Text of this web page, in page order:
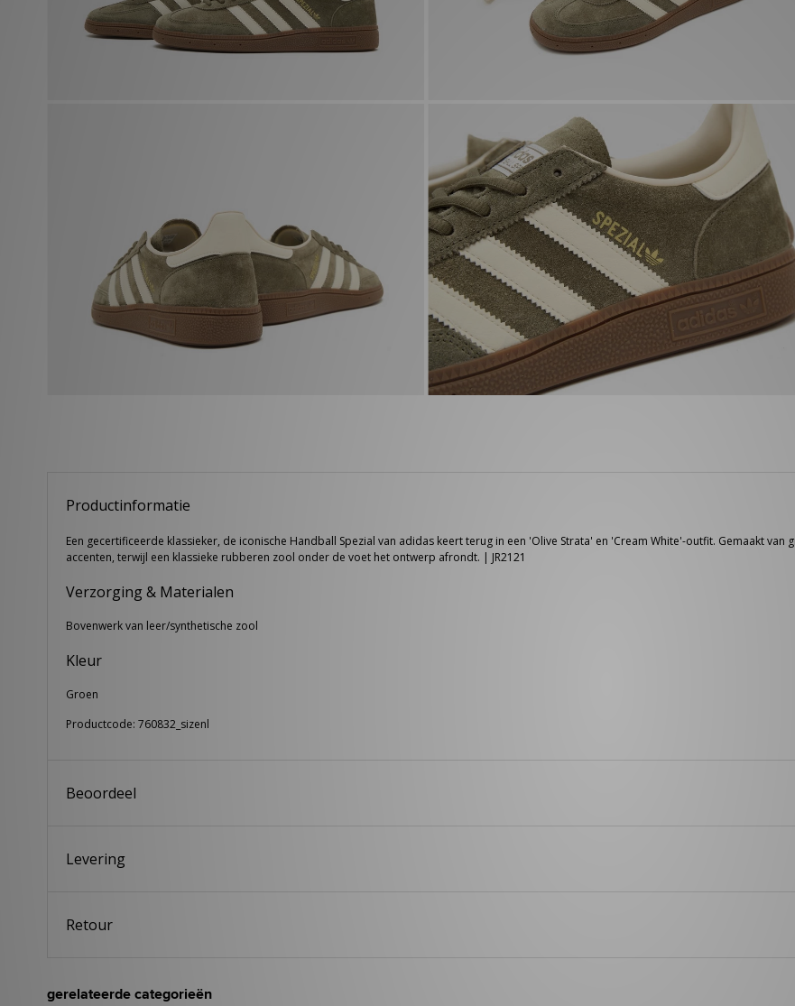
Productinformatie
Een gecertificeerde klassieker, de iconische Handball Spezial van adidas keert terug in een 'Olive Strata' en 'Cream White'-outfit. Gemaakt
accenten, terwijl een klassieke rubberen zool onder de voet het ontwerp afrondt. | JR2121
Verzorging & Materialen
Bovenwerk van leer/synthetische zool
Kleur
Groen
Productcode: 760832_sizenl
Beoordeel
Levering
Retour
gerelateerde categorieën